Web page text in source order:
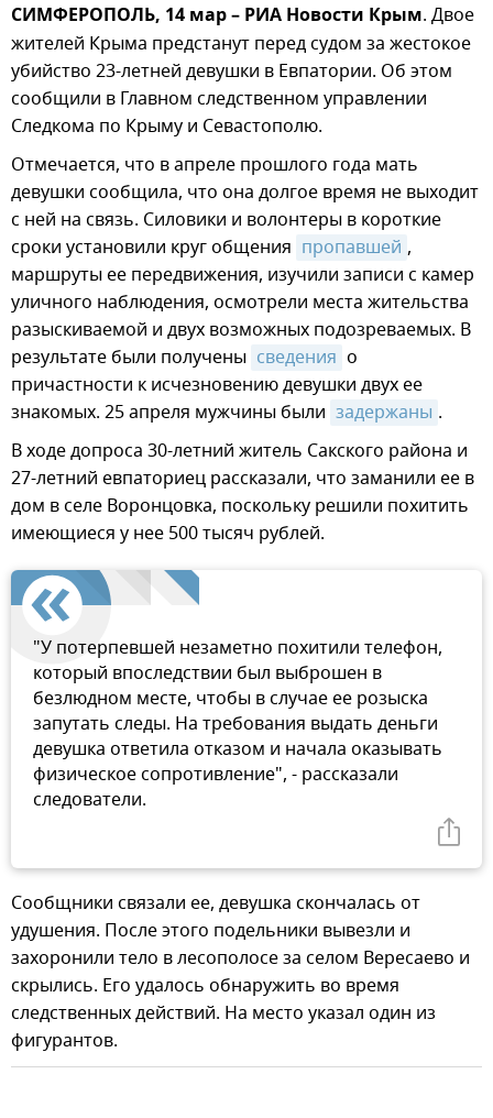
СИМФЕРОПОЛЬ, 14 мар – РИА Новости Крым. Двое
жителей Крыма предстанут перед судом за жестокое
убийство 23-летней девушки в Евпатории. Об этом
сообщили в Главном следственном управлении
Следкома по Крыму и Севастополю.
Отмечается, что в апреле прошлого года мать
девушки сообщила, что она долгое время не выходит
с ней на связь. Силовики и волонтеры в короткие
сроки установили круг общения пропавшей ,
маршруты ее передвижения, изучили записи с камер
уличного наблюдения, осмотрели места жительства
разыскиваемой и двух возможных подозреваемых. В
результате были получены сведения о
причастности к исчезновению девушки двух ее
знакомых. 25 апреля мужчины были задержаны .
В ходе допроса 30-летний житель Сакского района и
27-летний евпаториец рассказали, что заманили ее в
дом в селе Воронцовка, поскольку решили похитить
имеющиеся у нее 500 тысяч рублей.
"У потерпевшей незаметно похитили телефон,
который впоследствии был выброшен в
безлюдном месте, чтобы в случае ее розыска
запутать следы. На требования выдать деньги
девушка ответила отказом и начала оказывать
физическое сопротивление", - рассказали
следователи.
Сообщники связали ее, девушка скончалась от
удушения. После этого подельники вывезли и
захоронили тело в лесополосе за селом Вересаево и
скрылись. Его удалось обнаружить во время
следственных действий. На место указал один из
фигурантов.